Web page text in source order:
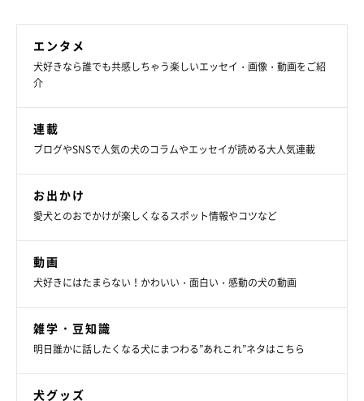
犬がぬいぐるみを好き・嫌いな理由は？
エンタメ
犬好きなら誰でも共感しちゃう楽しいエッセイ・画像・動画をご紹
介
連載
ブログやSNSで人気の犬のコラムやエッセイが読める大人気連載
お出かけ
愛犬とのおでかけが楽しくなるスポット情報やコツなど
動画
犬好きにはたまらない！かわいい・面白い・感動の犬の動画
雑学・豆知識
明日誰かに話したくなる犬にまつわる”あれこれ”ネタはこちら
犬グッズ